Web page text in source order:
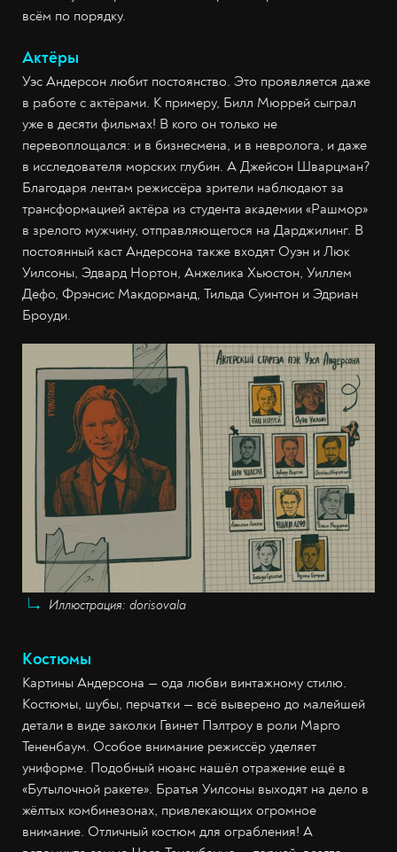
всём по порядку.
Актёры
Уэс Андерсон любит постоянство. Это проявляется даже
в работе с актёрами. К примеру, Билл Мюррей сыграл
уже в десяти фильмах! В кого он только не
перевоплощался: и в бизнесмена, и в невролога, и даже
в исследователя морских глубин. А Джейсон Шварцман?
Благодаря лентам режиссёра зрители наблюдают за
трансформацией актёра из студента академии «Рашмор»
в зрелого мужчину, отправляющегося на Дарджилинг. В
постоянный каст Андерсона также входят Оуэн и Люк
Уилсоны, Эдвард Нортон, Анжелика Хьюстон, Уиллем
Дефо, Фрэнсис Макдорманд, Тильда Суинтон и Эдриан
Броуди.
Иллюстрация: dorisovala
Костюмы
Картины Андерсона — ода любви винтажному стилю.
Костюмы, шубы, перчатки — всё выверено до малейшей
детали в виде заколки Гвинет Пэлтроу в роли Марго
Тененбаум. Особое внимание режиссёр уделяет
униформе. Подобный нюанс нашёл отражение ещё в
«Бутылочной ракете». Братья Уилсоны выходят на дело в
жёлтых комбинезонах, привлекающих огромное
внимание. Отличный костюм для ограбления! А